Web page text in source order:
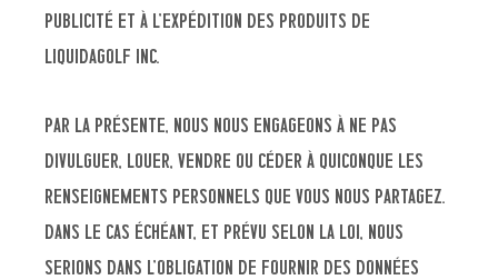
publicité et à l’expédition des produits de
Liquidagolf inc.
Par la présente, nous nous engageons à ne pas
divulguer, louer, vendre ou céder à quiconque les
renseignements personnels que vous nous partagez.
Dans le cas échéant, et prévu selon la loi, nous
serions dans l’obligation de fournir des données